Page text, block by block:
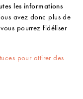
les informations
avez donc plus de
pourrez fidéliser
pour attirer des